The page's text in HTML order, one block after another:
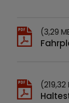
(3,29
(219,32